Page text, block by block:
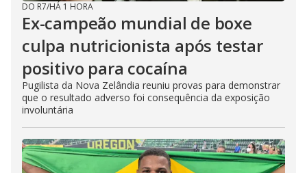
DO R7/HÁ 1 HORA
Ex-campeão mundial de boxe
culpa nutricionista após testar
positivo para cocaína
Pugilista da Nova Zelândia reuniu provas para demonstrar
que o resultado adverso foi consequência da exposição
involuntária